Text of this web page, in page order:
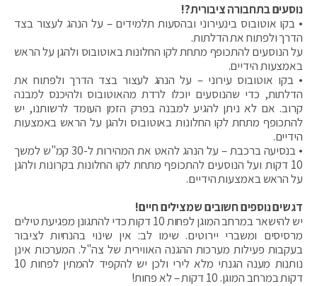
נוסעים בתחבורה ציבורית?!
• בקו אוטובוס בינעירוני ובהסעות תלמידים – על הנהג לעצור בצד
הדרך ולפתוח את הדלתות.
על הנוסעים להתכופף מתחת לקו החלונות באוטובוס ולהגן על הראש
באמצעות הידיים.
• בקו אוטובוס עירוני – על הנהג לעצור בצד הדרך ולפתוח את
הדלתות, כדי שהנוסעים יוכלו לרדת מהאוטובוס ולהיכנס למבנה
קרוב. אם לא ניתן להגיע למבנה בפרק הזמן העומד לרשותנו, יש
להתכופף מתחת לקו החלונות באוטובוס ולהגן על הראש באמצעות
הידיים.
• בנסיעה ברכבת – על הנהג להאט את המהירות ל-30 קמ"ש למשך
10 דקות ועל הנוסעים להתכופף מתחת לקו החלונות בקרונות ולהגן
על הראש באמצעות הידיים.
דגשים נוספים חשובים שמצילים חיים!
יש להישאר במרחב המוגן לפחות 10 דקות כדי להתגונן מפגיעת טילים
מרסיסים ומשברי יירוטים. שימו לב: אין שינוי בהנחיות לציבור
בעקבות פעילות מערכות ההגנה האווירית של צה"ל. המערכות אינן
נותנות מענה הגנתי מלא לירי ולכן יש להקפיד להמתין לפחות 10
דקות במרחב המוגן. 10 דקות – לא פחות!